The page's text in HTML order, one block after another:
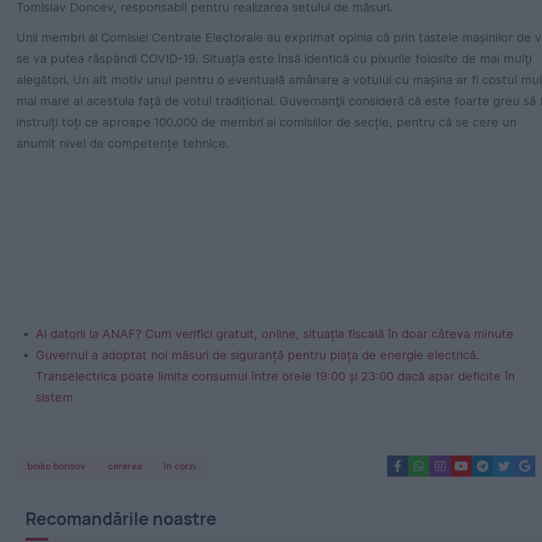
Tomislav Doncev, responsabil pentru realizarea setului de măsuri.
Unii membri ai Comisiei Centrale Electorale au exprimat opinia că prin tastele mașinilor de
se va putea răspândi COVID-19. Situația este însă identică cu pixurile folosite de mai mulţi
alegători. Un alt motiv unul pentru o eventuală amânare a votului cu maşina ar fi costul
mai mare al acestuia față de votul tradițional. Guvernanţii consideră că este foarte greu să
instruiți toți ce aproape 100.000 de membri ai comisiilor de secție, pentru că se cere un
anumit nivel de competențe tehnice.
Ai datorii la ANAF? Cum verifici gratuit, online, situația fiscală în doar câteva minute
Guvernul a adoptat noi măsuri de siguranță pentru piața de energie electrică.
Transelectrica poate limita consumul între orele 19:00 și 23:00 dacă apar deficite în
sistem
boiko borisov cererea în corzi
Recomandările noastre